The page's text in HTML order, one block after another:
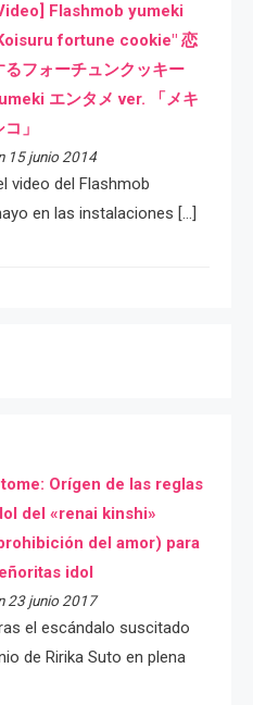
Flashmob yumeki
fortune cookie" 恋
るフォーチュンクッキー
エンタメ ver. 「メキ
コ」
15 junio 2014
video del Flashmob
en las instalaciones […]
Orígen de las reglas
del «renai kinshi»
del amor) para
idol
23 junio 2017
el escándalo suscitado
de Ririka Suto en plena